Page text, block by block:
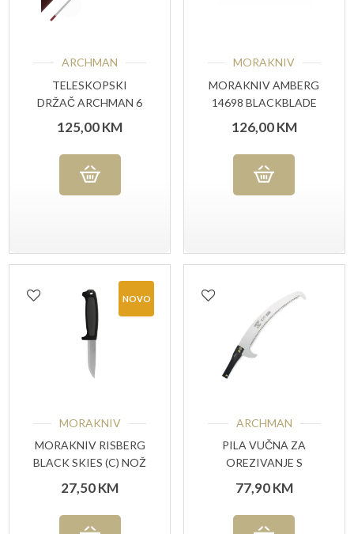
ARCHMAN
TELESKOPSKI
DRŽAČ ARCHMAN 6
M
125,00KM
MORAKNIV
MORAKNIV AMBERG
14698 BLACKBLADE
(C) , NOŽ ZA
VANJSKU UPOTREBU
126,00KM
NOVO
MORAKNIV
MORAKNIV RISBERG
BLACK SKIES (C) NOŽ
UPOTREBU
27,50KM
ARCHMAN
PILA VUČNA ZA
OREZIVANJE S
OŠTRICOM
77,90KM